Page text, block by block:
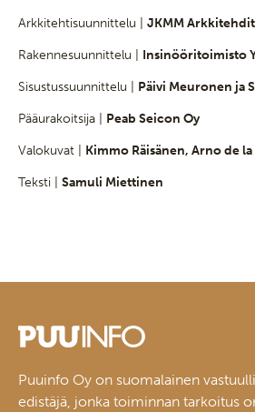
Arkkitehtisuunnittelu | JKMM
Rakennesuunnittelu | Insinööritoimisto
Sisustussuunnittelu | Päivi Meuronen ja
Pääurakoitsija | Peab Seicon Oy
Valokuvat | Kimmo Räisänen, Arno de
Teksti | Samuli Miettinen
Puuinfo Oy on suomalainen
edistäjä, jonka toiminnan tarkoitus